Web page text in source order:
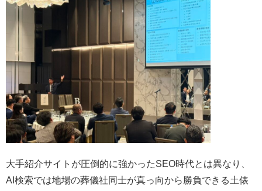
大手紹介サイトが圧倒的に強かったSEO時代とは異なり、
AI検索では地場の葬儀社同士が真っ向から勝負できる土俵